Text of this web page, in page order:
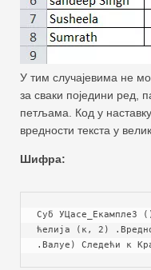
У тим случајевима не
за сваки поједини ред,
петљама. Код у
вредности текста у
Шифра:
Суб
ћелија (к, 2)
.Валуе) Следећи к